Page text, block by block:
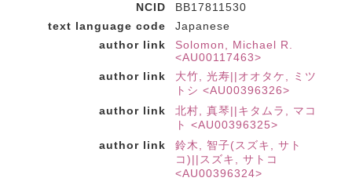
NCID
BB17811530
text language code
Japanese
author link
Solomon, Michael R.
<AU00117463>
author link
大竹, 光寿||オオタケ, ミツ
トシ <AU00396326>
author link
北村, 真琴||キタムラ, マコ
ト <AU00396325>
author link
鈴木, 智子(スズキ, サト
コ)||スズキ, サトコ
<AU00396324>